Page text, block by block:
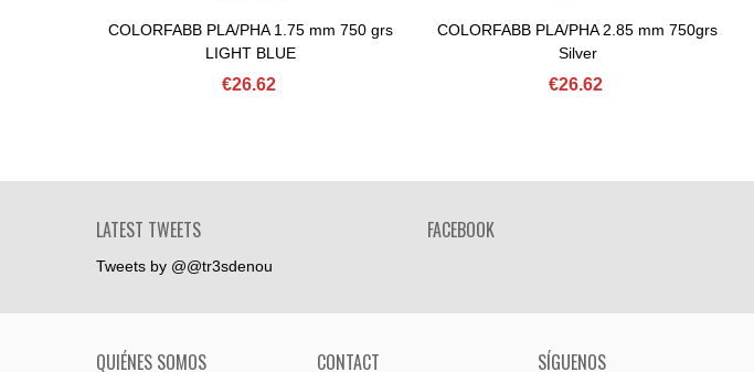
Add To Basket
COLORFABB PLA/PHA 1.75 mm 750 grs
LIGHT BLUE
€26.62
Add To Basket
COLORFABB PLA/PHA 2.85 mm 750grs
Silver
€26.62
LATEST TWEETS
Tweets by @@tr3sdenou
FACEBOOK
QUIÉNES SOMOS CONTACT SÍGUENOS